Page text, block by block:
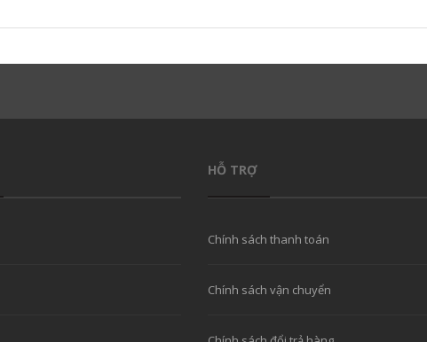
HỖ TRỢ
Chính sách thanh toán
Chính sách vận chuyển